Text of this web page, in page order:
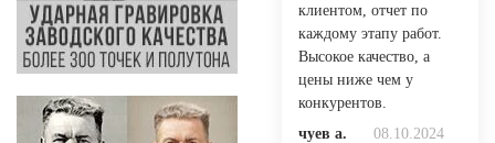
клиентом, отчет по
каждому этапу работ.
Высокое качество, а
цены ниже чем у
конкурентов.
чуев а.
08.10.2024